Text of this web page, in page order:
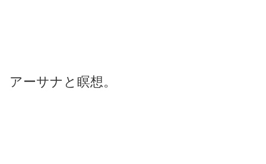
アーサナと瞑想。